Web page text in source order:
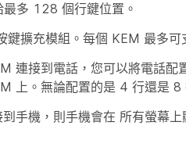
多 128 個行鍵位置。
鍵擴充模組。每個 KEM 最多可
連接到電話，您可以將電話配
上。無論配置的是 4 行還是
手機，則手機會在 所有螢幕上